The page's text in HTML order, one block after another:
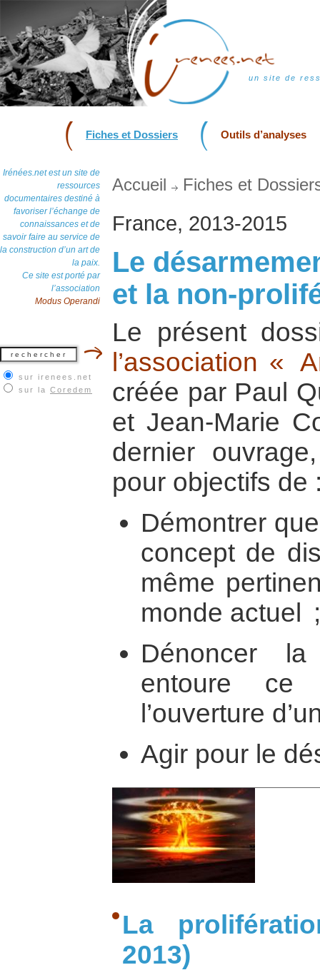
un site de
Fiches et Dossiers Outils d’analyses
Irénées.net est un site de
ressources
documentaires destiné à
favoriser l’échange de
connaissances et de
savoir faire au service de
la construction d’un art de
la paix.
Ce site est porté par
l’association
Modus Operandi
sur irenees.net
sur la Coredem
Accueil Fiches et
France, 2013-2015
Le
et la non-
Le présent
l’association «
créée par Paul
et Jean-Marie
dernier
pour objectifs de
Démontrer
concept de
même
monde actuel ;
Dénoncer
entoure ce
l’ouverture
Agir pour le
La
2013)